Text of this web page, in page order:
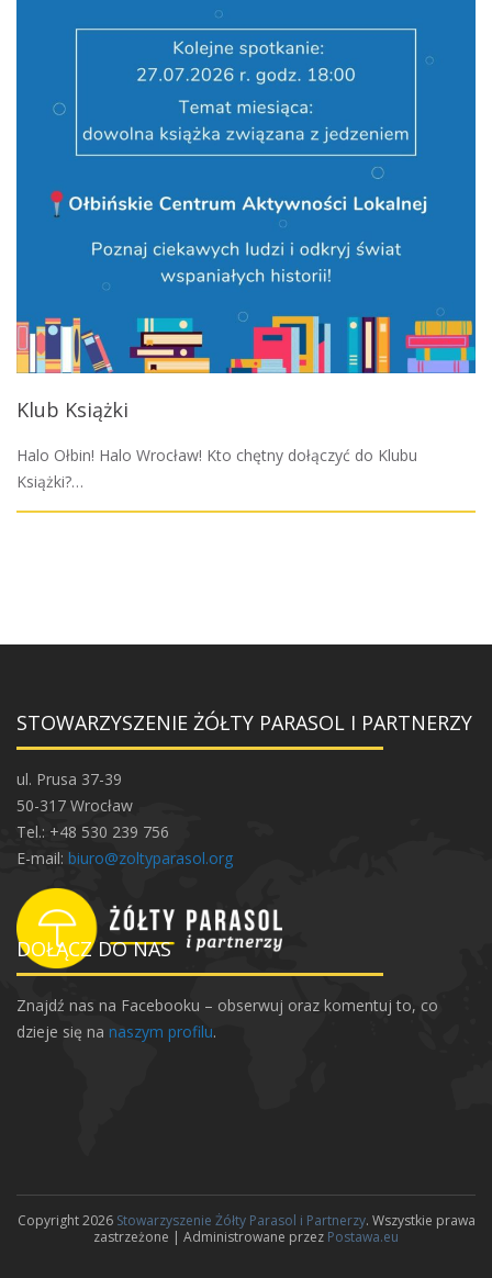
Klub Książki
Halo Ołbin! Halo Wrocław! Kto chętny dołączyć do Klubu
Książki?…
STOWARZYSZENIE ŻÓŁTY PARASOL I PARTNERZY
ul. Prusa 37-39
50-317 Wrocław
Tel.: +48 530 239 756
E-mail: biuro@zoltyparasol.org
DOŁĄCZ DO NAS
Znajdź nas na Facebooku – obserwuj oraz komentuj to, co
dzieje się na naszym profilu.
Copyright 2026 Stowarzyszenie Żółty Parasol i Partnerzy. Wszystkie prawa
zastrzeżone | Administrowane przez Postawa.eu